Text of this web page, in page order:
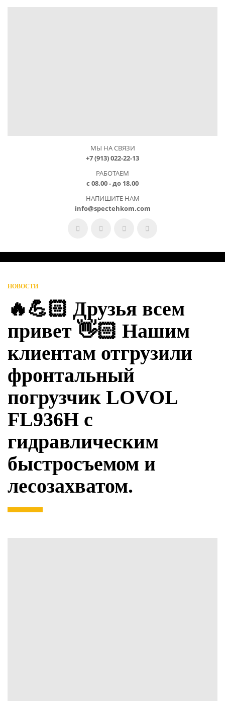
МЫ НА СВЯЗИ
+7 (913) 022-22-13
РАБОТАЕМ
с 08.00 - до 18.00
НАПИШИТЕ НАМ
info@spectehkom.com
НОВОСТИ
🔥💪🏻 Друзья всем
привет 👋🏻 Нашим
клиентам отгрузили
фронтальный
погрузчик LOVOL
FL936H с
гидравлическим
быстросъемом и
лесозахватом.